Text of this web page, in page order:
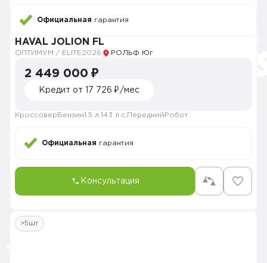
Официальная гарантия
HAVAL JOLION FL
ОПТИМУМ / ELITE2026 РОЛЬФ Юг
2 449 000 ₽
Кредит от 17 726 ₽/мес
Кроссовер Бензин1.5 л. 143 л.с. Передний Робот
Официальная гарантия
Консультация
>5шт